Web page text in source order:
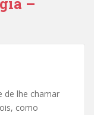
de lhe chamar
como